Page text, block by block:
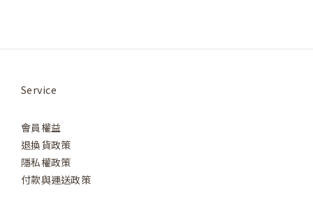
Service
會員權益
退換貨政策
隱私權政策
付款與運送政策